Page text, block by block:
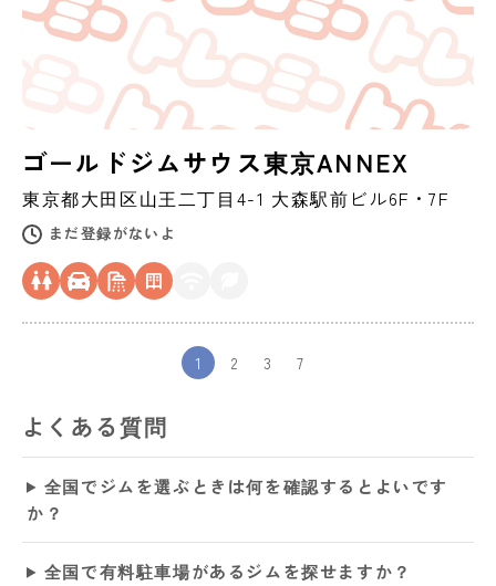
ゴールドジムサウス東京ANNEX
東京都大田区山王二丁目4-1 大森駅前ビル6F・7F
まだ登録がないよ
1 2 3 7
よくある質問
全国でジムを選ぶときは何を確認するとよいです
か？
全国で有料駐車場があるジムを探せますか？